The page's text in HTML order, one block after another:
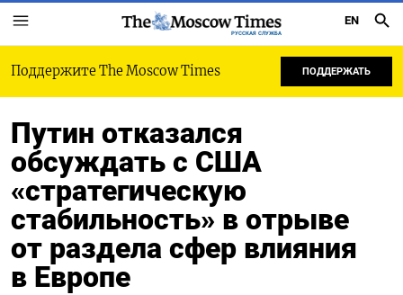
РУССКАЯ СЛУЖБА
EN
Поддержите The Moscow Times ПОДДЕРЖАТЬ
Путин отказался
обсуждать с США
«стратегическую
стабильность» в отрыве
от раздела сфер влияния
в Европе